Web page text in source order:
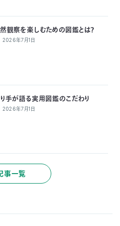
観察を楽しむための図鑑とは？
2026年7月1日
手が語る実用図鑑のこだわり
2026年7月1日
事一覧